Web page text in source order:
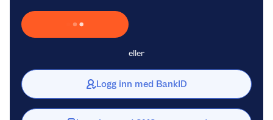
Laster inn Vipps …
eller
Logg inn med BankID